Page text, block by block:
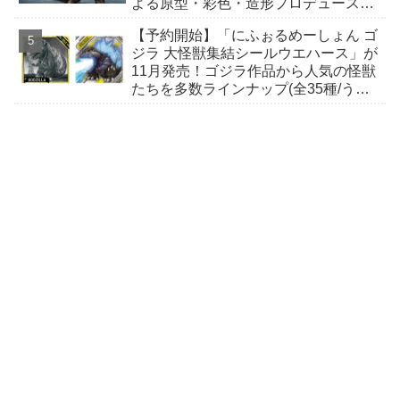
【予約開始】「にふぉるめーしょん ゴ
ジラ 大怪獣集結シールウエハース」が
11月発売！ゴジラ作品から人気の怪獣
たちを多数ラインナップ(全35種/うち